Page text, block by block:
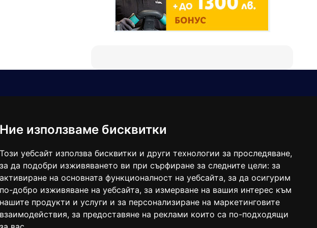
Ние използваме бисквитки
Този уебсайт използва бисквитки и други технологии за проследяване,
за да подобри изживяването ви при сърфиране за следните цели: за
активиране на основната функционалност на уебсайта, за да осигурим
по-добро изживяване на уебсайта, за измерване на вашия интерес към
нашите продукти и услуги и за персонализиране на маркетинговите
взаимодействия, за предоставяне на реклами които са по-подходящи
43
абонаменти
balgarkanews@gmail.com